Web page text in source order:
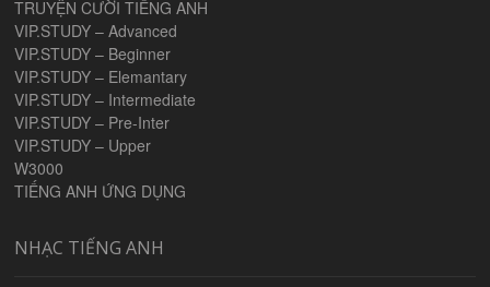
TRUYỆN CƯỜI TIẾNG ANH
VIP.STUDY – Advanced
VIP.STUDY – Beginner
VIP.STUDY – Elemantary
VIP.STUDY – Intermediate
VIP.STUDY – Pre-Inter
VIP.STUDY – Upper
W3000
TIẾNG ANH ỨNG DỤNG
NHẠC TIẾNG ANH